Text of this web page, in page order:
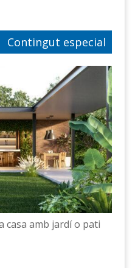
Contingut especial
casa amb jardí o pati